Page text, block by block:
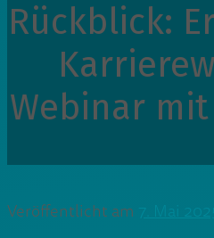
Rückblick:
Webinar
Veröffentlicht am 7. Mai 2025